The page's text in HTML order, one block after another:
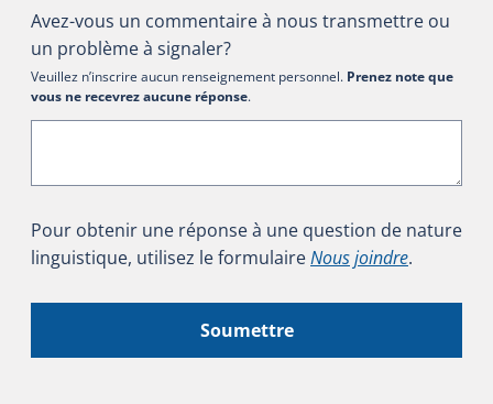
Avez-vous un commentaire à nous transmettre ou
un problème à signaler?
Veuillez n’inscrire aucun renseignement personnel. Prenez note que
vous ne recevrez aucune réponse.
Pour obtenir une réponse à une question de nature
linguistique, utilisez le formulaireNous joindre.
Soumettre